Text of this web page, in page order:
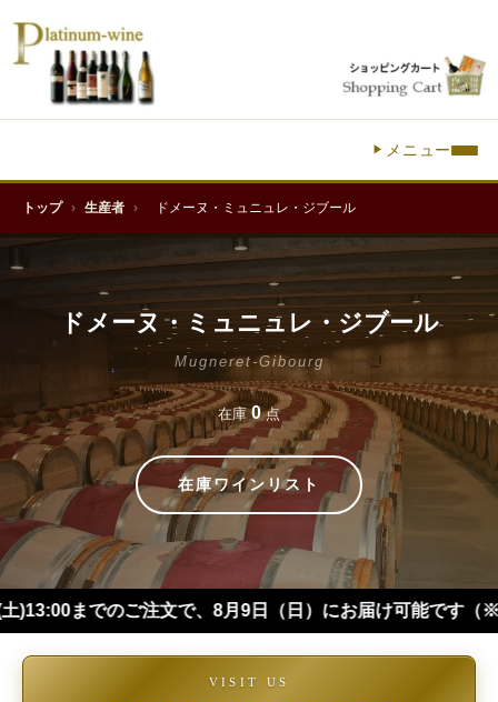
メニュー
トップ › 生産者 › ドメーヌ・ミュニュレ・ジブール
ドメーヌ・ミュニュレ・ジブール
Mugneret-Gibourg
在庫0点
在庫ワインリスト
文で、8月9日（日）にお届け可能です（※四国・中国
VISIT US